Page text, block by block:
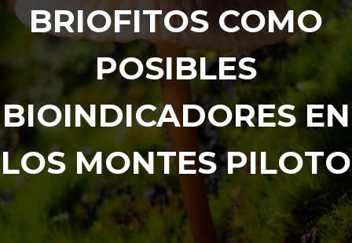
BRIOFITOS COMO
POSIBLES
BIOINDICADORES EN
LOS MONTES PILOTO